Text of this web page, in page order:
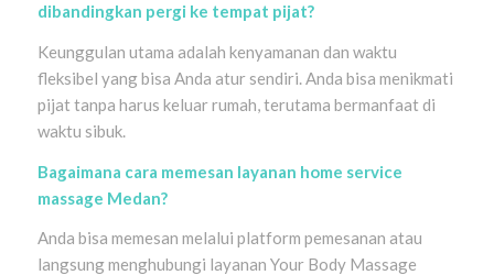
dibandingkan pergi ke tempat pijat?
Keunggulan utama adalah kenyamanan dan waktu
fleksibel yang bisa Anda atur sendiri. Anda bisa menikmati
pijat tanpa harus keluar rumah, terutama bermanfaat di
waktu sibuk.
Bagaimana cara memesan layanan home service
massage Medan?
Anda bisa memesan melalui platform pemesanan atau
langsung menghubungi layanan Your Body Massage